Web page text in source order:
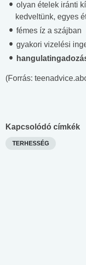
olyan ételek iránti
kedveltünk, egyes
fémes íz a szájban
gyakori vizelési
(Forrás:
Kapcsolódó címkék
TERHESSÉG